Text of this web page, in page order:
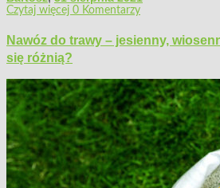
Czytaj więcej 0 Komentarzy
Nawóz do trawy – jesienny,
się różnią?